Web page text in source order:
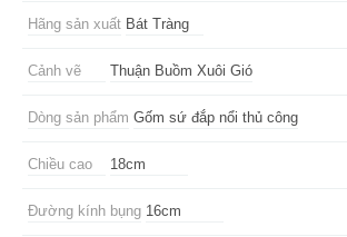
Hãng sản xuất Bát Tràng
Cảnh vẽ Thuận Buồm Xuôi Gió
Dòng sản phẩm Gốm sứ đắp nổi thủ công
Chiều cao 18cm
Đường kính bụng 16cm